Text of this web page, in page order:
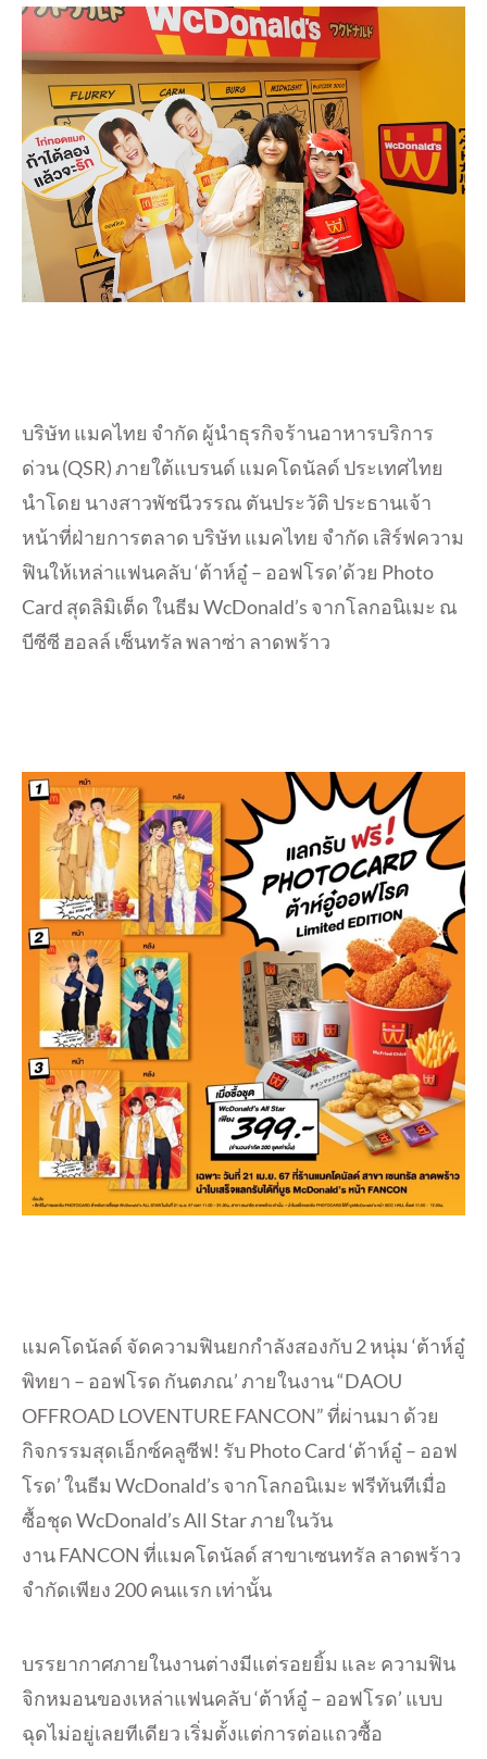
บริษัท แมคไทย จำกัด ผู้นำธุรกิจร้านอาหารบริการ
ด่วน (QSR) ภายใต้แบรนด์ แมคโดนัลด์ ประเทศไทย
นำโดย นางสาวพัชนีวรรณ ตันประวัติ ประธานเจ้า
หน้าที่ฝ่ายการตลาด บริษัท แมคไทย จำกัด เสิร์ฟความ
ฟินให้เหล่าแฟนคลับ ‘ต้าห์อู๋ – ออฟโรด’ด้วย Photo
Card สุดลิมิเต็ด ในธีม WcDonald’s จากโลกอนิเมะ ณ
บีซีซี ฮอลล์ เซ็นทรัล พลาซ่า ลาดพร้าว
แมคโดนัลด์ จัดความฟินยกกำลังสองกับ 2 หนุ่ม ‘ต้าห์อู๋
พิทยา – ออฟโรด กันตภณ’ ภายในงาน “DAOU
OFFROAD LOVENTURE FANCON” ที่ผ่านมา ด้วย
กิจกรรมสุดเอ็กซ์คลูซีฟ! รับ Photo Card ‘ต้าห์อู๋ – ออฟ
โรด’ ในธีม WcDonald’s จากโลกอนิเมะ ฟรีทันทีเมื่อ
ซื้อชุด WcDonald’s All Star ภายในวัน
งาน FANCON ที่แมคโดนัลด์ สาขาเซนทรัล ลาดพร้าว
จำกัดเพียง 200 คนแรก เท่านั้น
บรรยากาศภายในงานต่างมีแต่รอยยิ้ม และ ความฟิน
จิกหมอนของเหล่าแฟนคลับ ‘ต้าห์อู๋ – ออฟโรด’ แบบ
ฉุดไม่อยู่เลยทีเดียว เริ่มตั้งแต่การต่อแถวซื้อ